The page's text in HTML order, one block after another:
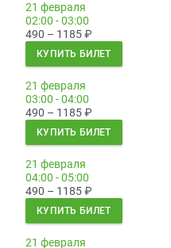
21 февраля
02:00 - 03:00
490 – 1185₽
КУПИТЬ БИЛЕТ
21 февраля
03:00 - 04:00
490 – 1185₽
КУПИТЬ БИЛЕТ
21 февраля
04:00 - 05:00
490 – 1185₽
КУПИТЬ БИЛЕТ
21 февраля